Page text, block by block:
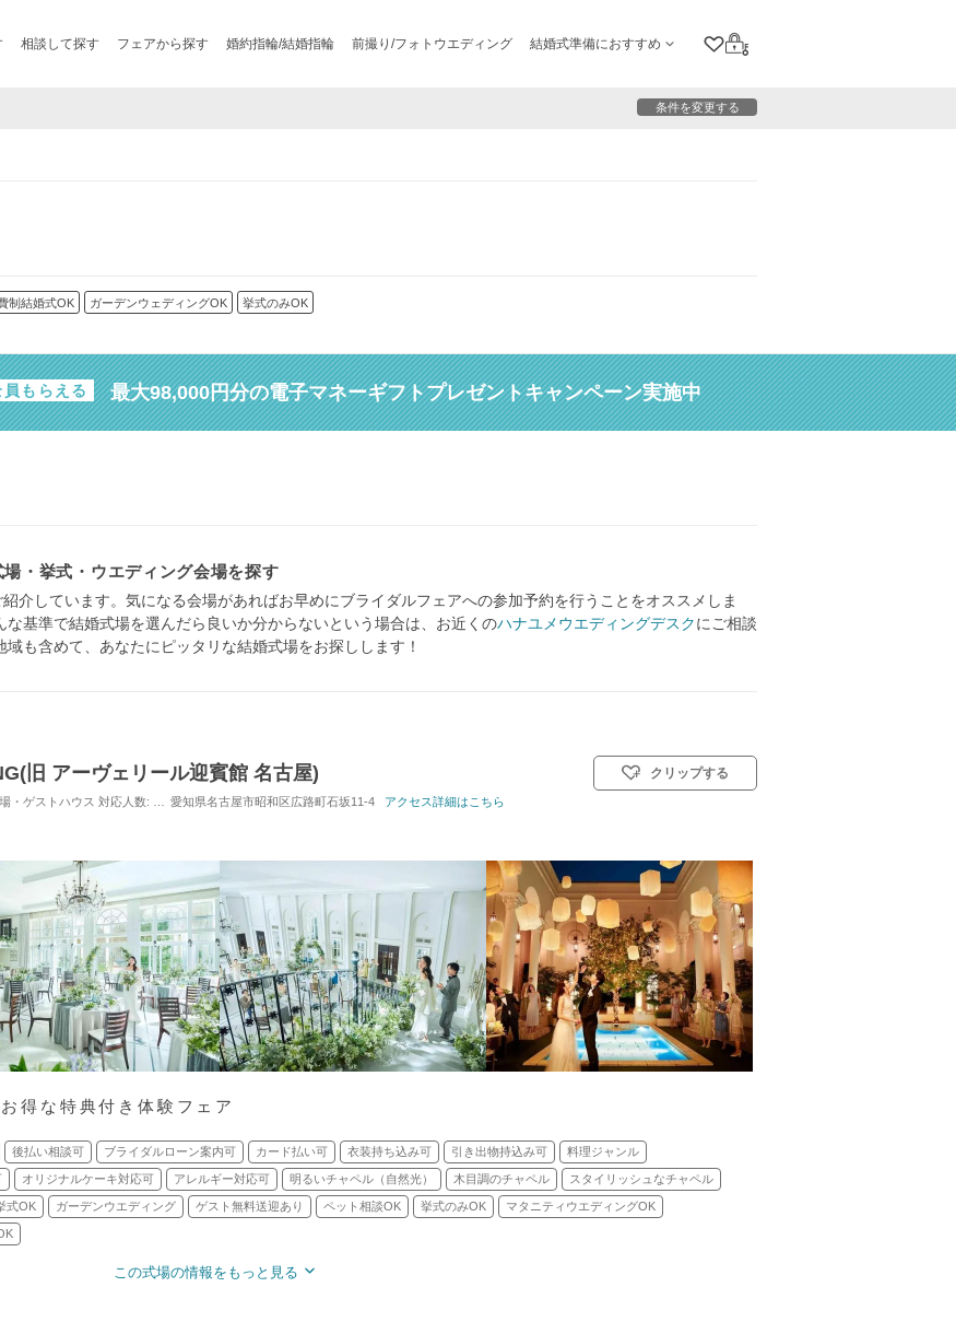
相談して探す フェアから探す 婚約指輪/結婚指輪 前撮り/フォトウエディング 結婚式準備におすすめ
クリップリスト
ログイン
条件を変更する
制結婚式OK ガーデンウェディングOK 挙式のみOK
もらえる 最大98,000円分の電子マネーギフトプレゼントキャンペーン実施中
・挙式・ウエディング会場を探す
介しています。気になる会場があればお早めにブライダルフェアへの参加予約を行うことをオススメしま
基準で結婚式場を選んだら良いか分からないという場合は、お近くのハナユメウエディングデスクにご相談
も含めて、あなたにピッタリな結婚式場をお探しします！
旧 アーヴェリール迎賓館 名古屋)
・ゲストハウス 対応人数: 着席：10名 ～ 130名 挙式スタイル: 教会式(キリスト教式)／人前式
愛知県名古屋市昭和区広路町石坂11-4 アクセス詳細はこちら
クリップする
得な特典付き体験フェア
後払い相談可 ブライダルローン案内可 カード払い可 衣装持ち込み可 引き出物持込み可 料理ジャンル
オリジナルケーキ対応可 アレルギー対応可 明るいチャペル（自然光） 木目調のチャペル スタイリッシュなチャペル
式OK ガーデンウエディング ゲスト無料送迎あり ペット相談OK 挙式のみOK マタニティウエディングOK
この式場の情報をもっと見る